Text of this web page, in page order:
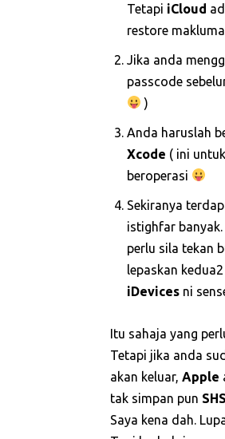
Tetapi iCloud
restore
Jika anda
passcode
)
Anda haruslah
Xcode ( ini untuk
beroperasi
Sekiranya
istighfar
perlu sila tekan
lepaskan
iDevices ni
Itu sahaja yang
Tetapi jika anda
akan keluar, Apple
tak simpan pun
Saya kena dah.